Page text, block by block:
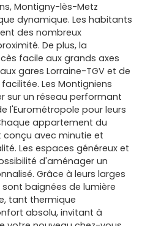
Montigny-lès-Metz
dynamique. Les habitants
des nombreux
De plus, la
facile aux grands axes
gares Lorraine-TGV et de
Les Montigniens
sur un réseau performant
l'Eurométropole pour leurs
appartement du
conçu avec minutie et
Les espaces généreux et
d'aménager un
Grâce à leurs larges
baignées de lumière
tant thermique
absolu, invitant à